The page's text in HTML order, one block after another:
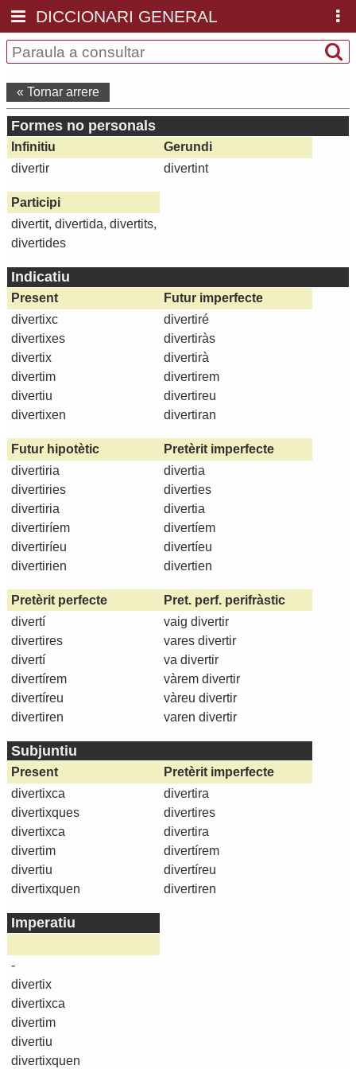
DICCIONARI GENERAL
« Tornar arrere
Formes no personals
Infinitiu
divertir
Gerundi
divertint
Participi
divertit, divertida, divertits,
divertides
Indicatiu
Present
divertixc
divertixes
divertix
divertim
divertiu
divertixen
Futur imperfecte
divertiré
divertiràs
divertirà
divertirem
divertireu
divertiran
Futur hipotètic
divertiria
divertiries
divertiria
divertiríem
divertiríeu
divertirien
Pretèrit imperfecte
divertia
diverties
divertia
divertíem
divertíeu
divertien
Pretèrit perfecte
divertí
divertires
divertí
divertírem
divertíreu
divertiren
Pret. perf. perifràstic
vaig divertir
vares divertir
va divertir
vàrem divertir
vàreu divertir
varen divertir
Subjuntiu
Present
divertixca
divertixques
divertixca
divertim
divertiu
divertixquen
Pretèrit imperfecte
divertira
divertires
divertira
divertírem
divertíreu
divertiren
Imperatiu
-
divertix
divertixca
divertim
divertiu
divertixquen